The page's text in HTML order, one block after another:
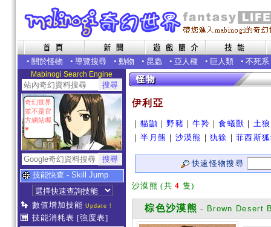
• 關於怪物 • 導覽搜尋 • 動物 • 昆蟲 • 亞人種 • 巨人類 • 不死系
Mabinogi Search Engine
奇幻世界
並不是官
方網站喔
♥
技能快查 - Skill Jump
數值增加技能 Update !
技能消耗表 [強度表]
伊利亞
｜貓鼬 ｜野豬 ｜牛羚 ｜食蟻獸 ｜ 土狼
｜半月熊 ｜ 沙漠熊 ｜犰狳 ｜菲西斯
快速怪物搜尋
沙漠熊 (共4 隻)
棕色沙漠熊 - Brown Desert